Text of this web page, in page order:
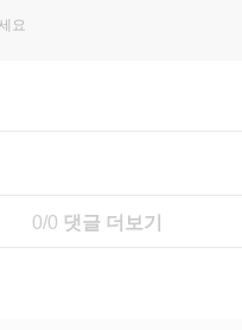
0/0 댓글 더보기